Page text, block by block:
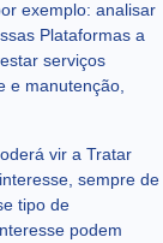
exemplo: analisar
Plataformas a
serviços
e manutenção,
vir a Tratar
sempre de
tipo de
podem